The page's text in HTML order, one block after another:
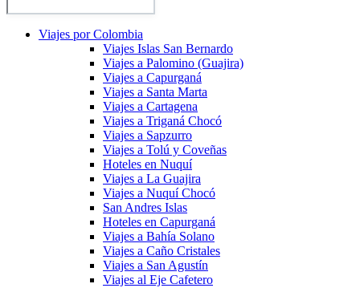
Viajes por Colombia
Viajes Islas San Bernardo
Viajes a Palomino (Guajira)
Viajes a Capurganá
Viajes a Santa Marta
Viajes a Cartagena
Viajes a Triganá Chocó
Viajes a Sapzurro
Viajes a Tolú y Coveñas
Hoteles en Nuquí
Viajes a La Guajira
Viajes a Nuquí Chocó
San Andres Islas
Hoteles en Capurganá
Viajes a Bahía Solano
Viajes a Caño Cristales
Viajes a San Agustín
Viajes al Eje Cafetero